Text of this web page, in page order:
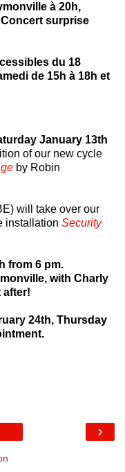
à 20h,
surprise
du 18
de 15h à 18h et
January 13th
of our new cycle
by Robin
will take over our
installation Security
from 6 pm.
with Charly
after!
24th, Thursday
›